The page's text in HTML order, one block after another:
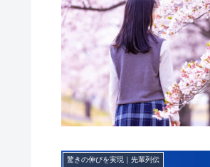
驚きの伸びを実現｜先輩列伝